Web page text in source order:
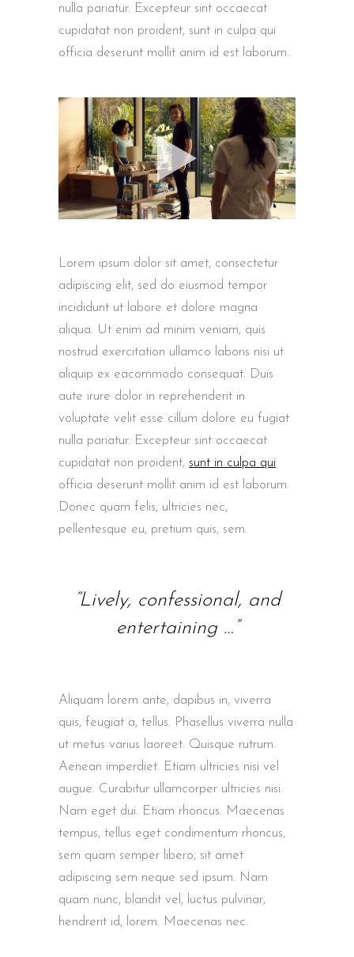
nulla pariatur. Excepteur sint occaecat
cupidatat non proident, sunt in culpa qui
officia deserunt mollit anim id est laborum.
Lorem ipsum dolor sit amet, consectetur
adipiscing elit, sed do eiusmod tempor
incididunt ut labore et dolore magna
aliqua. Ut enim ad minim veniam, quis
nostrud exercitation ullamco laboris nisi ut
aliquip ex eacommodo consequat. Duis
aute irure dolor in reprehenderit in
voluptate velit esse cillum dolore eu fugiat
nulla pariatur. Excepteur sint occaecat
cupidatat non proident, sunt in culpa qui
officia deserunt mollit anim id est laborum.
Donec quam felis, ultricies nec,
pellentesque eu, pretium quis, sem.
“Lively, confessional, and
entertaining …”
Aliquam lorem ante, dapibus in, viverra
quis, feugiat a, tellus. Phasellus viverra nulla
ut metus varius laoreet. Quisque rutrum.
Aenean imperdiet. Etiam ultricies nisi vel
augue. Curabitur ullamcorper ultricies nisi.
Nam eget dui. Etiam rhoncus. Maecenas
tempus, tellus eget condimentum rhoncus,
sem quam semper libero, sit amet
adipiscing sem neque sed ipsum. Nam
quam nunc, blandit vel, luctus pulvinar,
hendrerit id, lorem. Maecenas nec.